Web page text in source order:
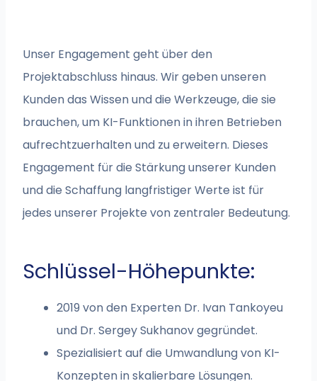
Unser Engagement geht über den
Projektabschluss hinaus. Wir geben unseren
Kunden das Wissen und die Werkzeuge, die sie
brauchen, um KI-Funktionen in ihren Betrieben
aufrechtzuerhalten und zu erweitern. Dieses
Engagement für die Stärkung unserer Kunden
und die Schaffung langfristiger Werte ist für
jedes unserer Projekte von zentraler Bedeutung.
Schlüssel-Höhepunkte:
2019 von den Experten Dr. Ivan Tankoyeu
und Dr. Sergey Sukhanov gegründet.
Spezialisiert auf die Umwandlung von KI-
Konzepten in skalierbare Lösungen.